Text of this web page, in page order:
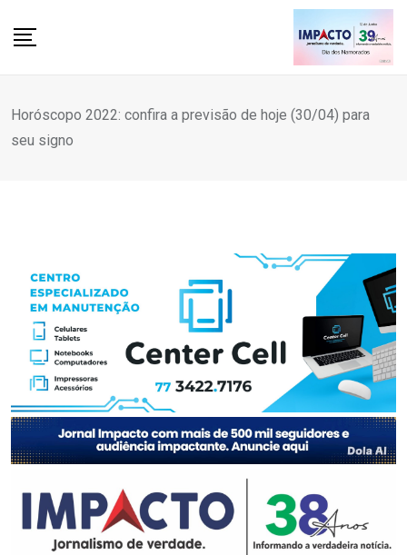
Horóscopo 2022: confira a previsão de hoje (30/04) para
seu signo